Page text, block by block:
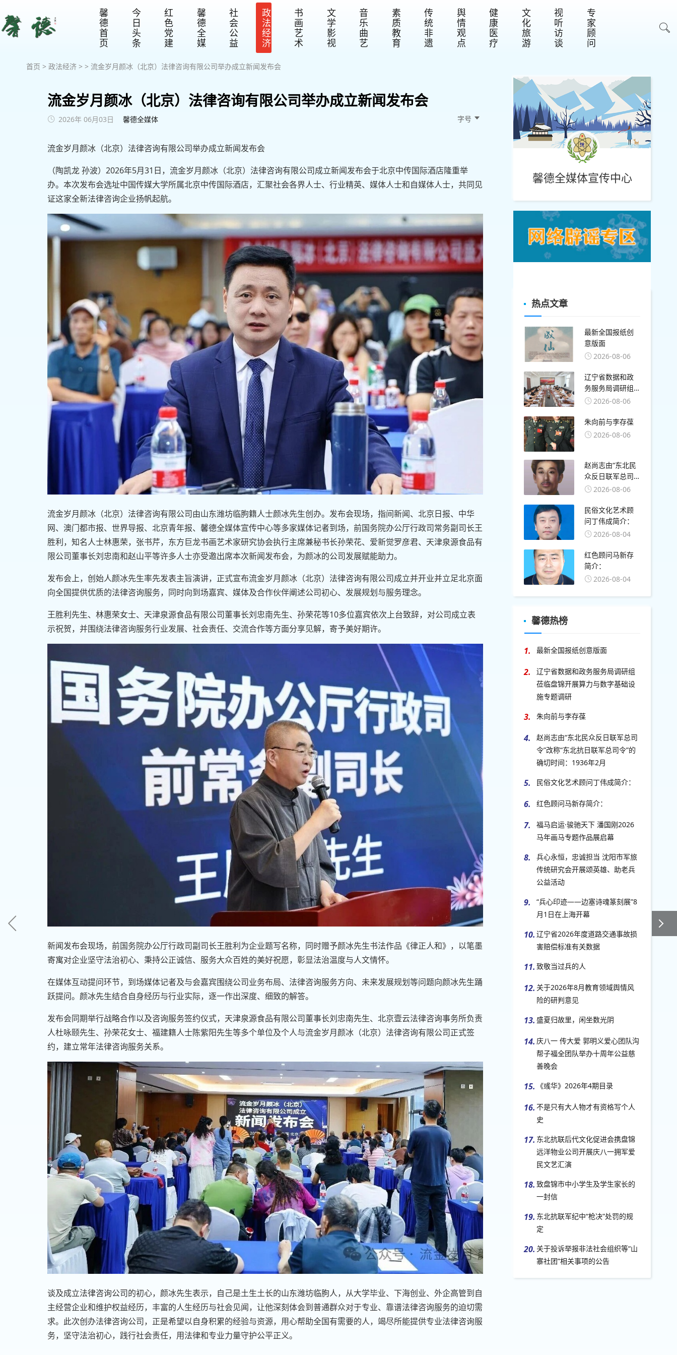
馨
德
首
页
今
日
头
条
红
色
党
建
馨
德
全
媒
社
会
公
益
政
法
经
济
书
画
艺
术
文
学
影
视
音
乐
曲
艺
素
质
教
育
传
统
非
遗
舆
情
观
点
健
康
医
疗
文
化
旅
游
视
听
访
谈
专
家
顾
问
首页 > 政法经济 > > 流金岁月颜冰（北京）法律咨询有限公司举办成立新闻发布会
流金岁月颜冰（北京）法律咨询有限公司举办成立新闻发布会
2026年 06月03日 馨德全媒体 字号
流金岁月颜冰（北京）法律咨询有限公司举办成立新闻发布会
（陶凯龙 孙波）2026年5月31日，流金岁月颜冰（北京）法律咨询有限公司成立新闻发布会于北京中传国际酒店隆重举
办。本次发布会选址中国传媒大学所属北京中传国际酒店，汇聚社会各界人士、行业精英、媒体人士和自媒体人士，共同见
证这家全新法律咨询企业扬帆起航。
流金岁月颜冰（北京）法律咨询有限公司由山东潍坊临朐籍人士颜冰先生创办。发布会现场，指间新闻、北京日报、中华
网、澳门都市报、世界导报、北京青年报、馨德全媒体宣传中心等多家媒体记者到场，前国务院办公厅行政司常务副司长王
胜利，知名人士林惠荣，张书芹，东方巨龙书画艺术家研究协会执行主席兼秘书长孙荣花、爱新觉罗彦君、天津泉源食品有
限公司董事长刘忠南和赵山平等许多人士亦受邀出席本次新闻发布会，为颜冰的公司发展赋能助力。
发布会上，创始人颜冰先生率先发表主旨演讲，正式宣布流金岁月颜冰（北京）法律咨询有限公司成立并开业并立足北京面
向全国提供优质的法律咨询服务，同时向到场嘉宾、媒体及合作伙伴阐述公司初心、发展规划与服务理念。
王胜利先生、林惠荣女士、天津泉源食品有限公司董事长刘忠南先生、孙荣花等10多位嘉宾依次上台致辞，对公司成立表
示祝贺，并围绕法律咨询服务行业发展、社会责任、交流合作等方面分享见解，寄予美好期许。
新闻发布会现场，前国务院办公厅行政司副司长王胜利为企业题写名称，同时赠予颜冰先生书法作品《律正人和》，以笔墨
寄寓对企业坚守法治初心、秉持公正诚信、服务大众百姓的美好祝愿，彰显法治温度与人文情怀。
在媒体互动提问环节，到场媒体记者及与会嘉宾围绕公司业务布局、法律咨询服务方向、未来发展规划等问题向颜冰先生踊
跃提问。颜冰先生结合自身经历与行业实际，逐一作出深度、细致的解答。
发布会同期举行战略合作以及咨询服务签约仪式，天津泉源食品有限公司董事长刘忠南先生、北京壹云法律咨询事务所负责
人杜咏颐先生、孙荣花女士、福建籍人士陈紫阳先生等多个单位及个人与流金岁月颜冰（北京）法律咨询有限公司正式签
约，建立常年法律咨询服务关系。
谈及成立法律咨询公司的初心，颜冰先生表示，自己是土生土长的山东潍坊临朐人，从大学毕业、下海创业、外企高管到自
主经营企业和维护权益经历，丰富的人生经历与社会见闻，让他深刻体会到普通群众对于专业、靠谱法律咨询服务的迫切需
求。此次创办法律咨询公司，正是希望以自身积累的经验与资源，用心帮助全国有需要的人，竭尽所能提供专业法律咨询服
务，坚守法治初心，践行社会责任，用法律和专业力量守护公平正义。
馨德全媒体宣传中心
热点文章
最新全国报纸创
意版面
2026-08-06
辽宁省数据和政
务服务局调研组
莅临盘锦开展算
施专题调研
2026-08-06
朱向前与李存葆
2026-08-06
赵尚志由“东北民
众反日联军总司
令”改称“东北抗日
切时间：1936年2
月
2026-08-06
民俗文化艺术顾
问丁伟成简介：
2026-08-04
红色顾问马新存
简介：
2026-08-04
馨德热榜
1. 最新全国报纸创意版面
2.
辽宁省数据和政务服务局调研组
莅临盘锦开展算力与数字基础设
施专题调研
3. 朱向前与李存葆
4.
赵尚志由“东北民众反日联军总司
令”改称“东北抗日联军总司令”的
确切时间：1936年2月
5. 民俗文化艺术顾问丁伟成简介：
6. 红色顾问马新存简介：
7.
福马启运·骏驰天下 潘国刚2026
马年画马专题作品展启幕
8.
兵心永恒，忠诚担当 沈阳市军旅
传统研究会开展颂英雄、助老兵
公益活动
9.
“兵心印迹——边塞诗魂篆刻展”8
月1日在上海开幕
10. 辽宁省2026年度道路交通事故损
害赔偿标准有关数据
11. 致敬当过兵的人
12. 关于2026年8月教育领域舆情风
险的研判意见
13. 盛夏归故里，闲坐数光阴
14. 庆八一 传大爱 郭明义爱心团队沟
帮子福全团队举办十周年公益慈
善晚会
15. 《彧华》2026年4期目录
16. 不是只有大人物才有资格写个人
史
17. 东北抗联后代文化促进会携盘锦
远洋物业公司开展庆八一拥军爱
民文艺汇演
18. 致盘锦市中小学生及学生家长的
一封信
19. 东北抗联军纪中“枪决”处罚的规
定
20. 关于投诉举报非法社会组织等“山
寨社团”相关事项的公告